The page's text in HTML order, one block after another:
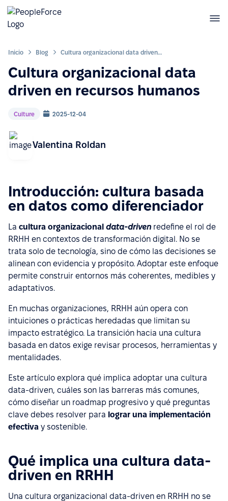
Inicio Blog Cultura organizacional data driven en recursos humanos
Cultura organizacional data
driven en recursos humanos
Culture 2025-12-04
Valentina Roldan
Introducción: cultura basada
en datos como diferenciador
La cultura organizacional data-driven redefine el rol de
RRHH en contextos de transformación digital. No se
trata solo de tecnología, sino de cómo las decisiones se
alinean con evidencia y propósito. Adoptar este enfoque
permite construir entornos más coherentes, medibles y
adaptativos.
En muchas organizaciones, RRHH aún opera con
intuiciones o prácticas heredadas que limitan su
impacto estratégico. La transición hacia una cultura
basada en datos exige revisar procesos, herramientas y
mentalidades.
Este artículo explora qué implica adoptar una cultura
data-driven, cuáles son las barreras más comunes,
cómo diseñar un roadmap progresivo y qué preguntas
clave debes resolver para lograr una implementación
efectiva y sostenible.
Qué implica una cultura data-
driven en RRHH
Una cultura organizacional data-driven en RRHH no se